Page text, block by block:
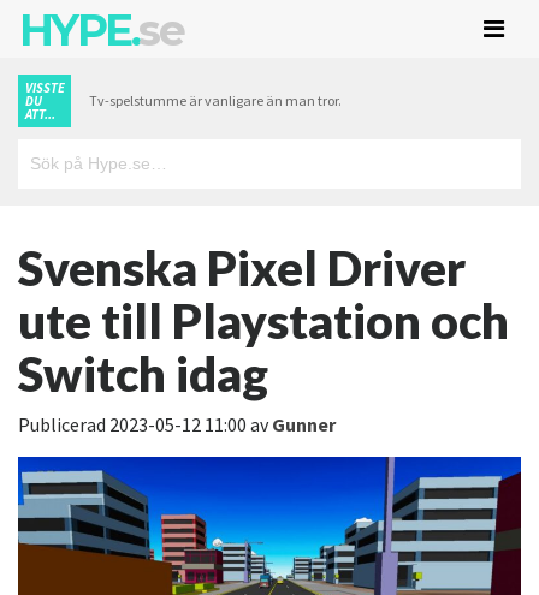
HYPE.se
VISSTE
DU
ATT...
Tv-spelstumme är vanligare än man tror.
Svenska Pixel Driver
ute till Playstation och
Switch idag
Publicerad 2023-05-12 11:00 avGunner